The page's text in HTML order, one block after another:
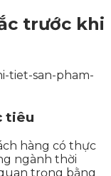
trước khi
tiêu
hàng có thực
ngành thời
trọng bằng